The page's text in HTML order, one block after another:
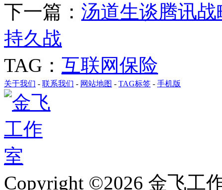
下一篇： 汤道生谈腾讯
持久战
TAG： 互联网保险
关于我们 - 联系我们 - 网站地图 - TAG标签 - 手机版
Copyright ©2026 金飞工